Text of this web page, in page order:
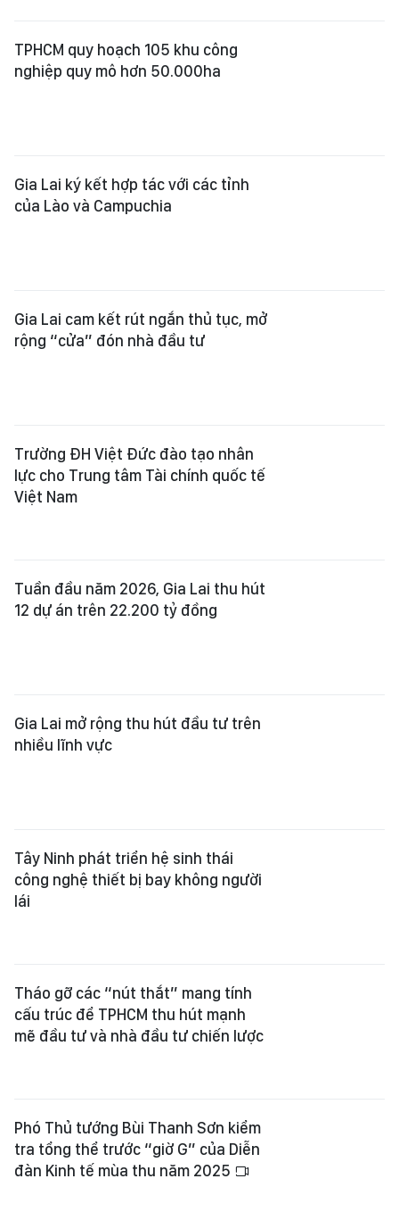
TPHCM quy hoạch 105 khu công
nghiệp quy mô hơn 50.000ha
Gia Lai ký kết hợp tác với các tỉnh
của Lào và Campuchia
Gia Lai cam kết rút ngắn thủ tục, mở
rộng “cửa” đón nhà đầu tư
Trường ĐH Việt Đức đào tạo nhân
lực cho Trung tâm Tài chính quốc tế
Việt Nam
Tuần đầu năm 2026, Gia Lai thu hút
12 dự án trên 22.200 tỷ đồng
Gia Lai mở rộng thu hút đầu tư trên
nhiều lĩnh vực
Tây Ninh phát triển hệ sinh thái
công nghệ thiết bị bay không người
lái
Tháo gỡ các “nút thắt” mang tính
cấu trúc để TPHCM thu hút mạnh
mẽ đầu tư và nhà đầu tư chiến lược
Phó Thủ tướng Bùi Thanh Sơn kiểm
tra tổng thể trước “giờ G” của Diễn
đàn Kinh tế mùa thu năm 2025